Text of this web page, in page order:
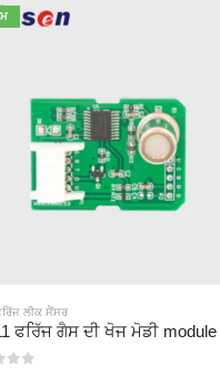
ਲੀਕ ਸੈਂਸਰ